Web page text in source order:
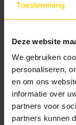
Toestemming
Deze website
We gebruiken
personaliseren,
en om ons
informatie over
partners voor
partners kunnen
Uw prijs:
10%
Rest bij levering